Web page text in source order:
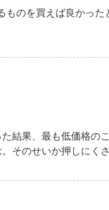
のを買えば良かっ
結果、最も低価格の
そのせいか押しにく